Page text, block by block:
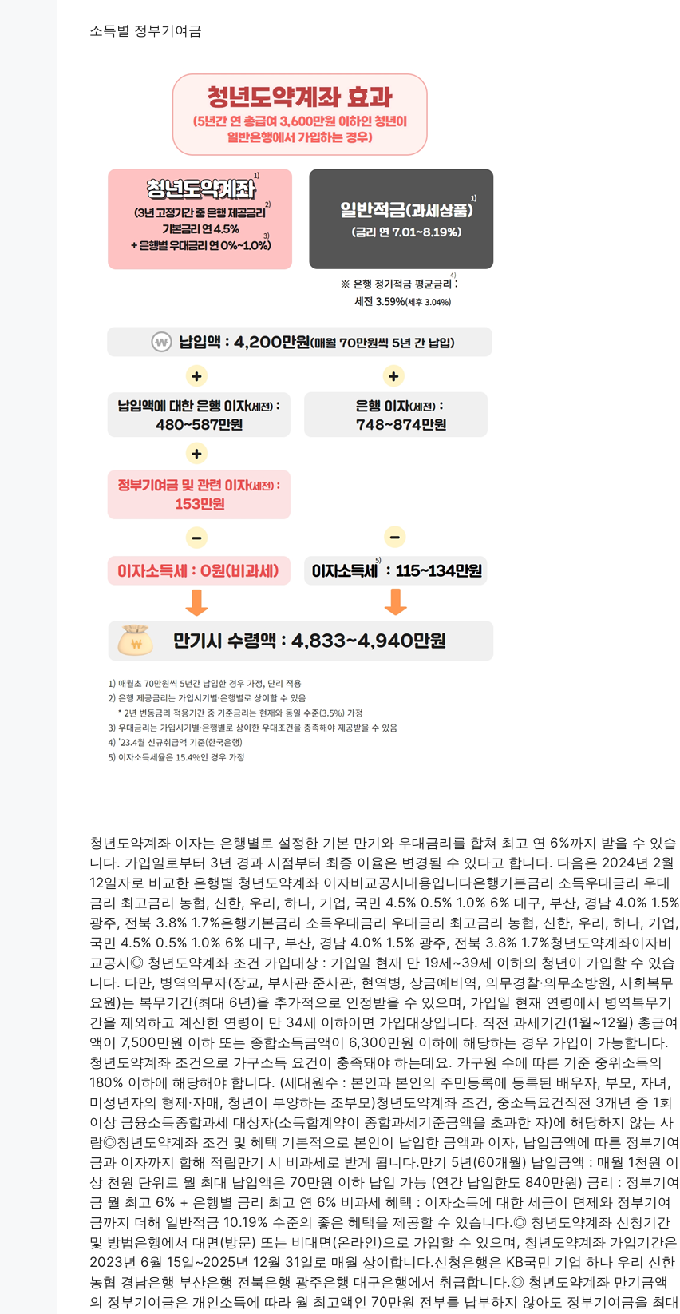
소득별 정부기여금
청년도약계좌 이자는 은행별로 설정한 기본 만기와 우대금리를 합쳐 최고 연 6%까지 받을 수 있습
니다. 가입일로부터 3년 경과 시점부터 최종 이율은 변경될 수 있다고 합니다. 다음은 2024년 2월
12일자로 비교한 은행별 청년도약계좌 이자비교공시내용입니다은행기본금리 소득우대금리 우대
금리 최고금리 농협, 신한, 우리, 하나, 기업, 국민 4.5% 0.5% 1.0% 6% 대구, 부산, 경남 4.0% 1.5%
광주, 전북 3.8% 1.7%은행기본금리 소득우대금리 우대금리 최고금리 농협, 신한, 우리, 하나, 기업,
국민 4.5% 0.5% 1.0% 6% 대구, 부산, 경남 4.0% 1.5% 광주, 전북 3.8% 1.7%청년도약계좌이자비
교공시◎ 청년도약계좌 조건 가입대상 : 가입일 현재 만 19세~39세 이하의 청년이 가입할 수 있습
니다. 다만, 병역의무자(장교, 부사관·준사관, 현역병, 상금예비역, 의무경찰·의무소방원, 사회복무
요원)는 복무기간(최대 6년)을 추가적으로 인정받을 수 있으며, 가입일 현재 연령에서 병역복무기
간을 제외하고 계산한 연령이 만 34세 이하이면 가입대상입니다. 직전 과세기간(1월~12월) 총급여
액이 7,500만원 이하 또는 종합소득금액이 6,300만원 이하에 해당하는 경우 가입이 가능합니다.
청년도약계좌 조건으로 가구소득 요건이 충족돼야 하는데요. 가구원 수에 따른 기준 중위소득의
180% 이하에 해당해야 합니다. (세대원수 : 본인과 본인의 주민등록에 등록된 배우자, 부모, 자녀,
미성년자의 형제·자매, 청년이 부양하는 조부모)청년도약계좌 조건, 중소득요건직전 3개년 중 1회
이상 금융소득종합과세 대상자(소득합계약이 종합과세기준금액을 초과한 자)에 해당하지 않는 사
람◎청년도약계좌 조건 및 혜택 기본적으로 본인이 납입한 금액과 이자, 납입금액에 따른 정부기여
금과 이자까지 합해 적립만기 시 비과세로 받게 됩니다.만기 5년(60개월) 납입금액 : 매월 1천원 이
상 천원 단위로 월 최대 납입액은 70만원 이하 납입 가능 (연간 납입한도 840만원) 금리 : 정부기여
금 월 최고 6% + 은행별 금리 최고 연 6% 비과세 혜택 : 이자소득에 대한 세금이 면제와 정부기여
금까지 더해 일반적금 10.19% 수준의 좋은 혜택을 제공할 수 있습니다.◎ 청년도약계좌 신청기간
및 방법은행에서 대면(방문) 또는 비대면(온라인)으로 가입할 수 있으며, 청년도약계좌 가입기간은
2023년 6월 15일~2025년 12월 31일로 매월 상이합니다.신청은행은 KB국민 기업 하나 우리 신한
농협 경남은행 부산은행 전북은행 광주은행 대구은행에서 취급합니다.◎ 청년도약계좌 만기금액
의 정부기여금은 개인소득에 따라 월 최고액인 70만원 전부를 납부하지 않아도 정부기여금을 최대